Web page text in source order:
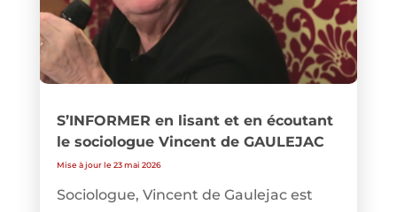
S’INFORMER en lisant et en écoutant
le sociologue Vincent de GAULEJAC
Mise à jour le 23 mai 2026
Sociologue, Vincent de Gaulejac est